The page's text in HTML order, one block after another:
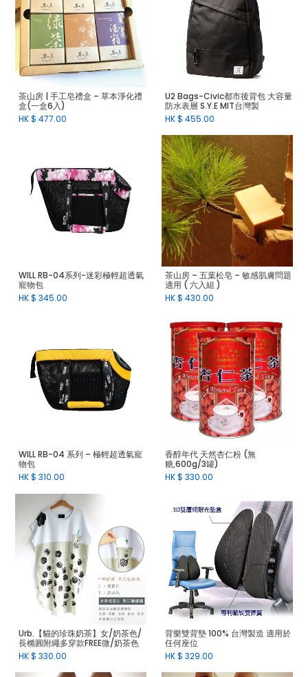
茶山房 | 手工皂禮盒 – 草本淨化禮
盒(一盒6入)
HK $ 477.00
U2 Bags-Civic都市後背包 大容量
防水表層 S.Y.E MIT台灣製
HK $ 455.00
WILL RB-04系列-迷彩極輕超透氣
寵物包
HK $ 345.00
茶山房 – 五葉松皂 – 敏感肌膚問題
適用 ( 六入組 )
HK $ 430.00
WILL RB-04 系列 – 極輕超透氣寵
物包
HK $ 310.00
香醇年代 天然杏仁粉 (無
糖,600g/3罐)
HK $ 330.00
Urb.【貓的珍珠奶茶】女/奶茶色/
長橢圓附繩多穿款FREE微/奶茶色
HK $ 330.00
背樂雙背墊 100% 台灣製造 適用於
任何座位
HK $ 329.00